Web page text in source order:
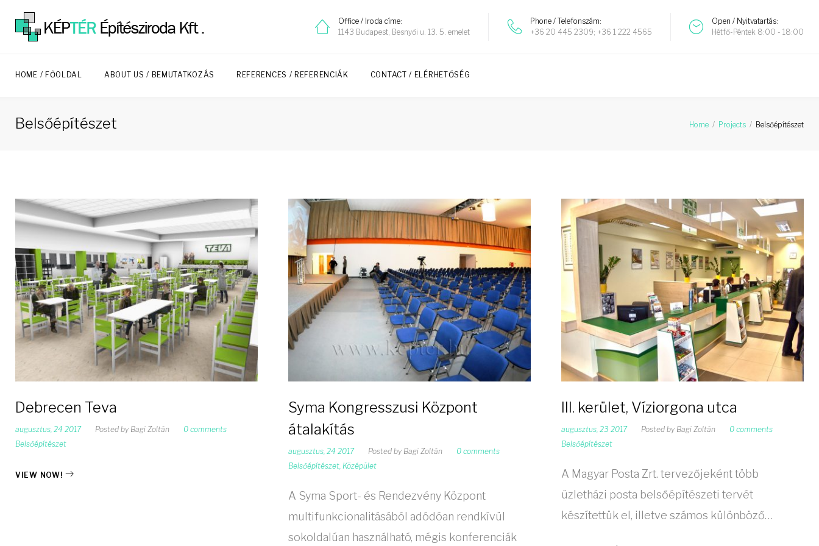
Office / Iroda címe:
1143 Budapest, Besnyői u. 13. 5. emelet
Phone / Telefonszám:
+36 20 445 2309; +36 1 222 4565
Open / Nyitvatartás:
Hétfő-Péntek 8:00 - 18:00
HOME / FŐOLDAL ABOUT US / BEMUTATKOZÁS REFERENCES / REFERENCIÁK CONTACT / ELÉRHETŐSÉG
Belsőépítészet Home / Projects / Belsőépítészet
Debrecen Teva
augusztus, 24 2017 Posted by Bagi Zoltán
0 comments
Belsőépítészet
VIEW NOW!
Syma Kongresszusi Központ
átalakítás
augusztus, 24 2017 Posted by Bagi Zoltán
0 comments
Belsőépítészet, Középület
A Syma Sport- és Rendezvény Központ
multifunkcionalitásából adódóan rendkívül
sokoldalúan használható, mégis konferenciák
III. kerület, Víziorgona utca
augusztus, 23 2017 Posted by Bagi Zoltán
0 comments
Belsőépítészet
A Magyar Posta Zrt. tervezőjeként több
üzletházi posta belsőépítészeti tervét
készítettük el, illetve számos különböző…